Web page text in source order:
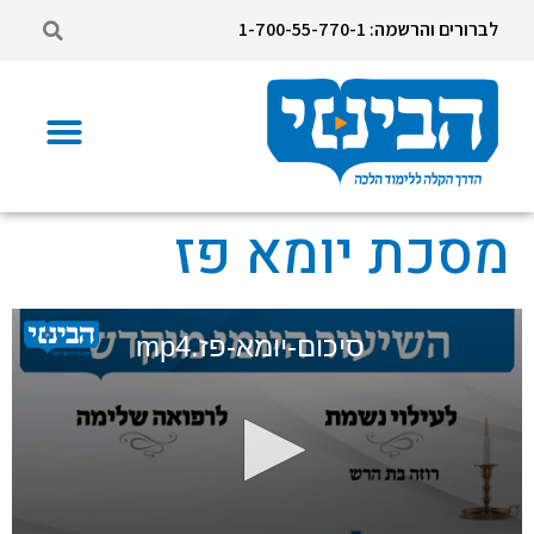
לברורים והרשמה: 1-700-55-770-1
מסכת יומא פז
סיכום-יומא-פז.mp4